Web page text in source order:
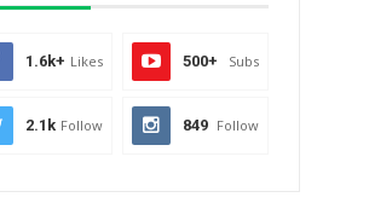
1.6k+ Likes 500+ Subs
2.1k Follow 849 Follow